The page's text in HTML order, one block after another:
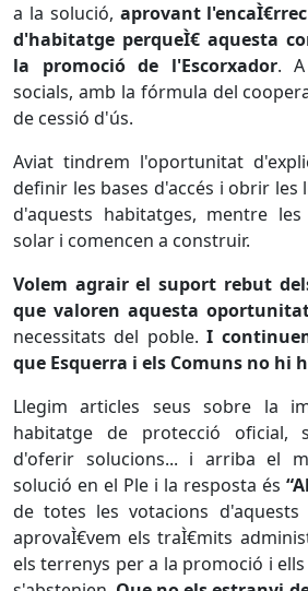
a la solució, aprovant
d'habitatge perqueÌ€ aquesta
la promoció de l'Escorxador.
socials, amb la fórmula del
de cessió d'ús.
Aviat tindrem l'oportunitat
definir les bases d'accés i obrir
d'aquests habitatges, mentre
solar i comencen a construir.
Volem agrair el suport rebut
que valoren aquesta
necessitats del poble.I
que Esquerra i els Comuns no hi
Llegim articles seus sobre la
habitatge de protecció oficial,
d'oferir solucions... i arriba el
solució en el Ple i la resposta és
de totes les votacions
aprovaÌ€vem els traÌ€mits
els terrenys per a la promoció i